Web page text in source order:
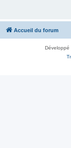
Accueil du forum
Développé